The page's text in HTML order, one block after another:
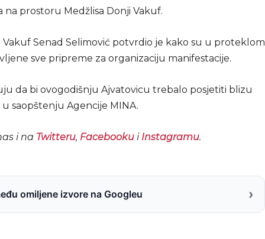
na prostoru Medžlisa Donji Vakuf.
Senad Selimović potvrdio je kako su u proteklom
sve pripreme za organizaciju manifestacije.
da bi ovogodišnju Ajvatovicu trebalo posjetiti blizu
saopštenju Agencije MINA.
i na Twitteru, Facebookui Instagramu.
omiljene izvore na Googleu ›